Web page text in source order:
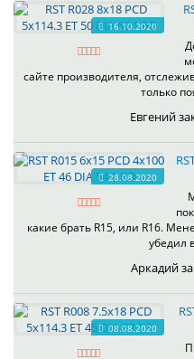
16.10.2020
сайте производителя,
только
Евгений
28.08.2020
какие брать R15, или R16.
убедил
Аркадий
08.08.2020